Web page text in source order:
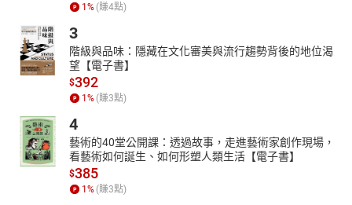
1 % (賺4點)
3
階級與品味：隱藏在文化審美與流行趨勢背後的地位渴
望【電子書】
$392
1 % (賺3點)
4
藝術的40堂公開課：透過故事，走進藝術家創作現場，
看藝術如何誕生、如何形塑人類生活【電子書】
$385
1 % (賺3點)